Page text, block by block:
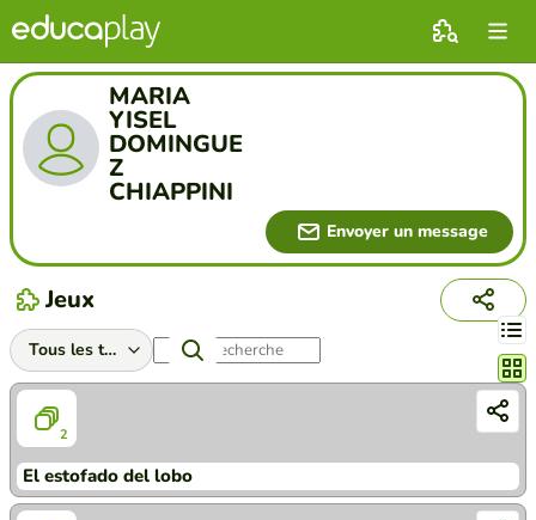
MARIA
YISEL
DOMINGUE
Z
CHIAPPINI
Envoyer un message
Jeux
2
El estofado del lobo